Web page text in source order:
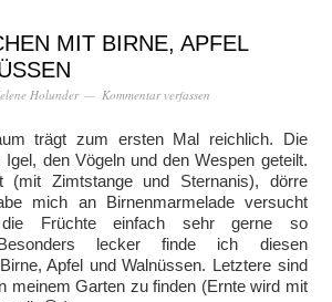
MIT BIRNE, APFEL
Holunder Kommentar verfassen
trägt zum ersten Mal reichlich. Die
den Vögeln und den Wespen geteilt.
(mit Zimtstange und Sternanis), dörre
mich an Birnenmarmelade versucht
Früchte einfach sehr gerne so
lecker finde ich diesen
Apfel und Walnüssen. Letztere sind
meinem Garten zu finden (Ernte wird mit